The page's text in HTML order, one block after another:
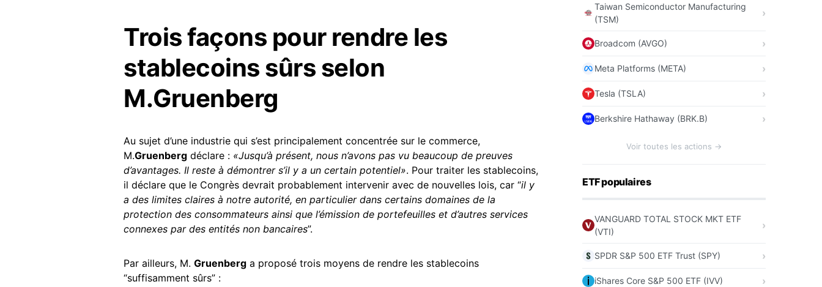
Trois façons pour rendre les
stablecoins sûrs selon
M.Gruenberg
Au sujet d’une industrie qui s’est principalement concentrée sur le commerce,
M.Gruenberg déclare : «Jusqu’à présent, nous n’avons pas vu beaucoup de preuves
d’avantages. Il reste à démontrer s’il y a un certain potentiel». Pour traiter les stablecoins,
il déclare que le Congrès devrait probablement intervenir avec de nouvelles lois, car “il y
a des limites claires à notre autorité, en particulier dans certains domaines de la
protection des consommateurs ainsi que l’émission de portefeuilles et d’autres services
connexes par des entités non bancaires”.
Par ailleurs, M. Gruenberg a proposé trois moyens de rendre les stablecoins
“suffisamment sûrs” :
Taiwan Semiconductor Manufacturing
(TSM)
Broadcom (AVGO)
Meta Platforms (META)
Tesla (TSLA)
Berkshire Hathaway (BRK.B)
Voir toutes les actions →
ETF populaires
VANGUARD TOTAL STOCK MKT ETF
(VTI)
SPDR S&P 500 ETF Trust (SPY)
iShares Core S&P 500 ETF (IVV)